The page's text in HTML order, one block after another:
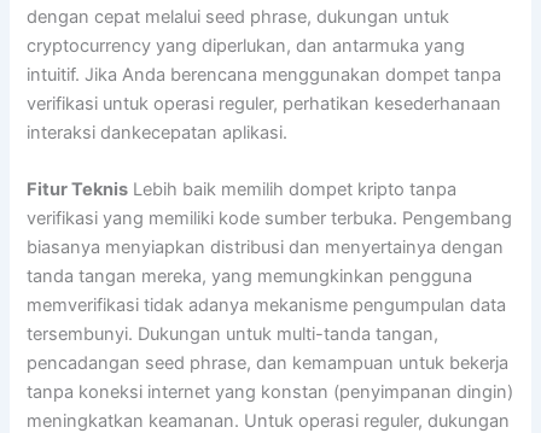
dengan cepat melalui seed phrase, dukungan untuk
cryptocurrency yang diperlukan, dan antarmuka yang
intuitif. Jika Anda berencana menggunakan dompet tanpa
verifikasi untuk operasi reguler, perhatikan kesederhanaan
interaksi dankecepatan aplikasi.
Fitur Teknis Lebih baik memilih dompet kripto tanpa
verifikasi yang memiliki kode sumber terbuka. Pengembang
biasanya menyiapkan distribusi dan menyertainya dengan
tanda tangan mereka, yang memungkinkan pengguna
memverifikasi tidak adanya mekanisme pengumpulan data
tersembunyi. Dukungan untuk multi-tanda tangan,
pencadangan seed phrase, dan kemampuan untuk bekerja
tanpa koneksi internet yang konstan (penyimpanan dingin)
meningkatkan keamanan. Untuk operasi reguler, dukungan